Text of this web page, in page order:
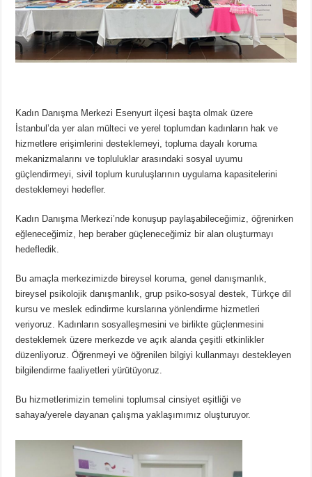
Kadın Danışma Merkezi Esenyurt ilçesi başta olmak üzere
İstanbul’da yer alan mülteci ve yerel toplumdan kadınların hak ve
hizmetlere erişimlerini desteklemeyi, topluma dayalı koruma
mekanizmalarını ve topluluklar arasındaki sosyal uyumu
güçlendirmeyi, sivil toplum kuruluşlarının uygulama kapasitelerini
desteklemeyi hedefler.
Kadın Danışma Merkezi’nde konuşup paylaşabileceğimiz, öğrenirken
eğleneceğimiz, hep beraber güçleneceğimiz bir alan oluşturmayı
hedefledik.
Bu amaçla merkezimizde bireysel koruma, genel danışmanlık,
bireysel psikolojik danışmanlık, grup psiko-sosyal destek, Türkçe dil
kursu ve meslek edindirme kurslarına yönlendirme hizmetleri
veriyoruz. Kadınların sosyalleşmesini ve birlikte güçlenmesini
desteklemek üzere merkezde ve açık alanda çeşitli etkinlikler
düzenliyoruz. Öğrenmeyi ve öğrenilen bilgiyi kullanmayı destekleyen
bilgilendirme faaliyetleri yürütüyoruz.
Bu hizmetlerimizin temelini toplumsal cinsiyet eşitliği ve
sahaya/yerele dayanan çalışma yaklaşımımız oluşturuyor.